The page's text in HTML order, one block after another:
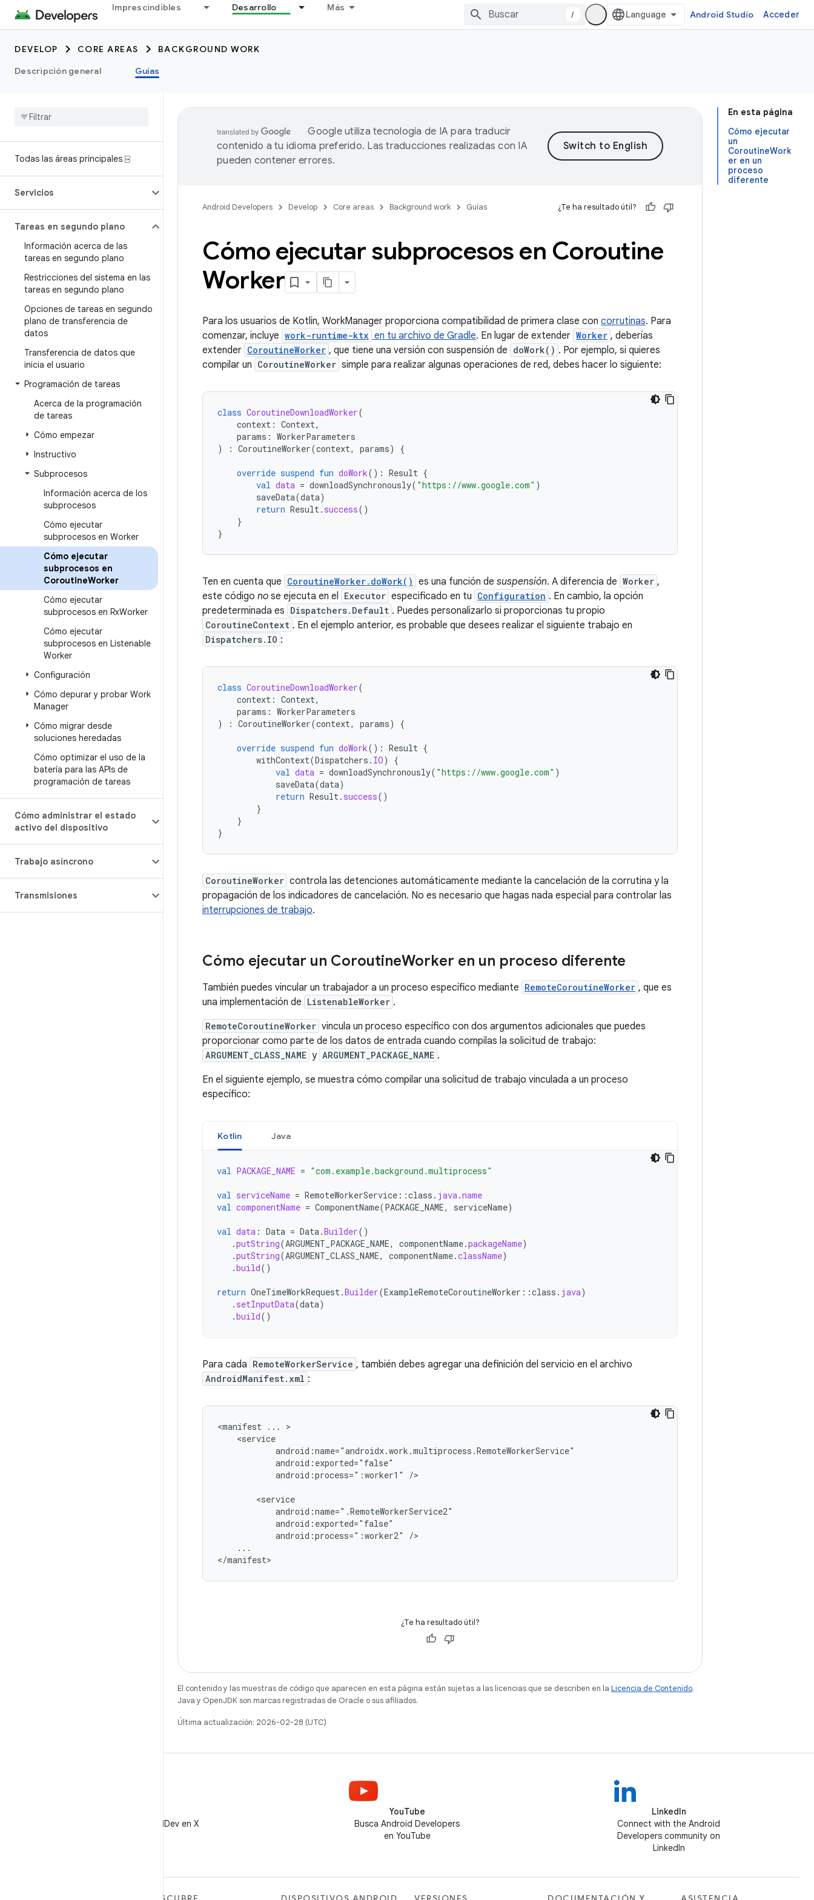
Imprescindibles Desarrollo Más
/ Android Studio Acceder
DEVELOP CORE AREAS
BACKGROUND WORK
Descripción general
Guías
Todas las áreas principales ⍈
Servicios
Tareas en segundo plano
Información acerca de las
tareas en segundo plano
Restricciones del sistema en las
tareas en segundo plano
Opciones de tareas en segundo
plano de transferencia de
datos
Transferencia de datos que
inicia el usuario
Programación de tareas
Acerca de la programación
de tareas
Cómo empezar
Instructivo
Subprocesos
Información acerca de los
subprocesos
Cómo ejecutar
subprocesos en Worker
Cómo ejecutar
subprocesos en
CoroutineWorker
Cómo ejecutar
subprocesos en RxWorker
Cómo ejecutar
subprocesos en Listenable
Worker
Configuración
Cómo depurar y probar Work
Manager
Cómo migrar desde
soluciones heredadas
Cómo optimizar el uso de la
batería para las APIs de
programación de tareas
Cómo administrar el estado
activo del dispositivo
Trabajo asíncrono
Transmisiones
En esta página
Cómo ejecutar
un
CoroutineWork
er en un
proceso
diferente
Google utiliza tecnología de IA para traducir
contenido a tu idioma preferido. Las traducciones realizadas con IA
pueden contener errores.
Android Developers Develop Core areas Background work Guías ¿Te ha resultado útil?
Cómo ejecutar subprocesos en Coroutine
Worker
Para los usuarios de Kotlin, WorkManager proporciona compatibilidad de primera clase con corrutinas. Para
comenzar, incluye work-runtime-ktx en tu archivo de Gradle. En lugar de extender Worker , deberías
extender CoroutineWorker , que tiene una versión con suspensión de doWork() . Por ejemplo, si quieres
compilar un CoroutineWorker simple para realizar algunas operaciones de red, debes hacer lo siguiente:
class CoroutineDownloadWorker(
context : Context,
params : WorkerParameters
)
: CoroutineWorker(context, params) {
override suspend fun doWork(): Result {
val data = downloadSynchronously( "https://www.google.com" )
saveData(data)
return Result. success()
}
}
Ten en cuenta que CoroutineWorker.doWork() es una función de suspensión. A diferencia de Worker ,
este código no se ejecuta en el Executor especificado en tu Configuration . En cambio, la opción
predeterminada es Dispatchers.Default . Puedes personalizarlo si proporcionas tu propio
CoroutineContext . En el ejemplo anterior, es probable que desees realizar el siguiente trabajo en
Dispatchers.IO :
class CoroutineDownloadWorker(
context : Context,
params : WorkerParameters
)
: CoroutineWorker(context, params) {
override suspend fun doWork(): Result {
withContext(Dispatchers . IO)
{
val data = downloadSynchronously( "https://www.google.com" )
saveData(data)
return Result. success()
}
}
}
CoroutineWorker controla las detenciones automáticamente mediante la cancelación de la corrutina y la
propagación de los indicadores de cancelación. No es necesario que hagas nada especial para controlar las
interrupciones de trabajo.
Cómo ejecutar un CoroutineWorker en un proceso diferente
También puedes vincular un trabajador a un proceso específico mediante RemoteCoroutineWorker , que es
una implementación de ListenableWorker .
RemoteCoroutineWorker vincula un proceso específico con dos argumentos adicionales que puedes
proporcionar como parte de los datos de entrada cuando compilas la solicitud de trabajo:
ARGUMENT_CLASS_NAME y ARGUMENT_PACKAGE_NAME .
En el siguiente ejemplo, se muestra cómo compilar una solicitud de trabajo vinculada a un proceso
específico:
Kotlin Java
val PACKAGE_NAME = "com.example.background.multiprocess"
val serviceName = RemoteWorkerService ::class . java.name
val componentName = ComponentName(PACKAGE_NAME, serviceName)
val data : Data = Data.Builder()
.putString(ARGUMENT_PACKAGE_NAME, componentName.packageName)
.putString(ARGUMENT_CLASS_NAME, componentName.className)
.build()
return OneTimeWorkRequest.Builder(ExampleRemoteCoroutineWorker ::class . java)
. setInputData(data)
.build()
Para cada RemoteWorkerService , también debes agregar una definición del servicio en el archivo
AndroidManifest.xml :
<manifest ...
android:process=":worker1"
/>
android:process=":worker2"
...
</manifest>
¿Te ha resultado útil?
El contenido y las muestras de código que aparecen en esta página están sujetas a las licencias que se describen en la Licencia de Contenido.
Java y OpenJDK son marcas registradas de Oracle o sus afiliados.
Última actualización: 2026-02-28 (UTC)
Sigue a @AndroidDev en X
YouTube
Busca Android Developers
en YouTube
LinkedIn
Connect with the Android
Developers community on
LinkedIn